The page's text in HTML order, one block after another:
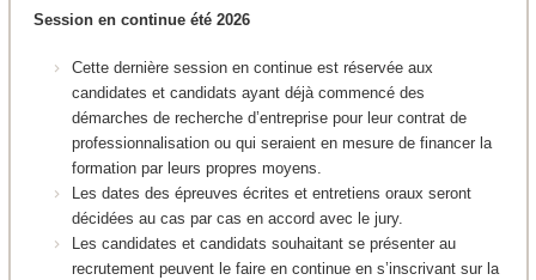
Session en continue été 2026
Cette dernière session en continue est réservée aux
candidates et candidats ayant déjà commencé des
démarches de recherche d’entreprise pour leur contrat de
professionnalisation ou qui seraient en mesure de financer la
formation par leurs propres moyens.
Les dates des épreuves écrites et entretiens oraux seront
décidées au cas par cas en accord avec le jury.
Les candidates et candidats souhaitant se présenter au
recrutement peuvent le faire en continue en s’inscrivant sur la